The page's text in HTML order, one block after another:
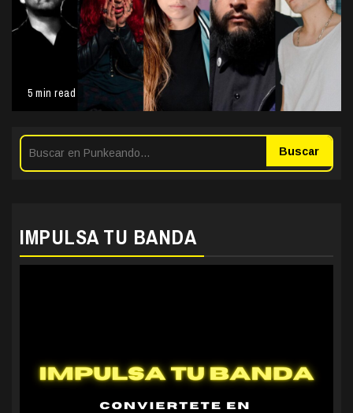
5 min read
Buscar
IMPULSA TU BANDA